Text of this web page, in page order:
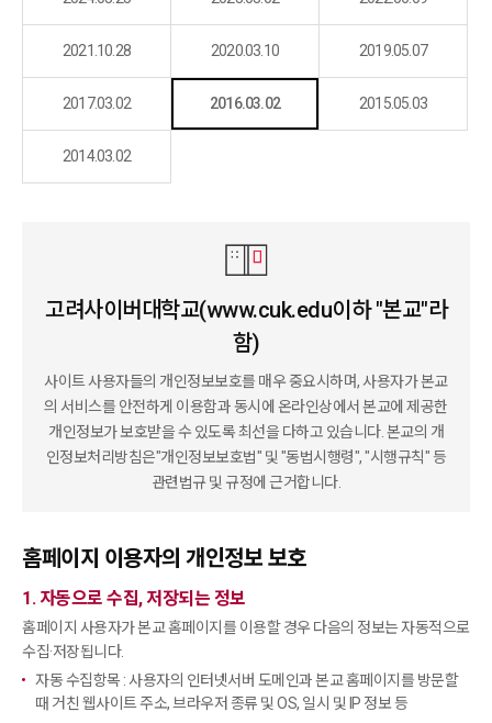
2021.10.28 2020.03.10 2019.05.07
2017.03.02 2016.03.02 2015.05.03
2014.03.02
고려사이버대학교(www.cuk.edu이하 "본교"라
함)
사이트 사용자들의 개인정보보호를 매우 중요시하며, 사용자가 본교
의 서비스를 안전하게 이용함과 동시에 온라인상에서 본교에 제공한
개인정보가 보호받을 수 있도록최선을 다하고 있습니다. 본교의 개
인정보처리방침은"개인정보보호법" 및 "동법시행령", "시행규칙" 등
관련법규 및 규정에 근거합니다.
홈페이지 이용자의 개인정보 보호
1. 자동으로 수집, 저장되는 정보
홈페이지 사용자가 본교 홈페이지를 이용할 경우 다음의 정보는 자동적으로
수집·저장됩니다.
자동 수집항목 : 사용자의 인터넷서버 도메인과 본교 홈페이지를 방문할
때 거친 웹사이트 주소, 브라우저 종류 및 OS, 일시 및 IP 정보 등